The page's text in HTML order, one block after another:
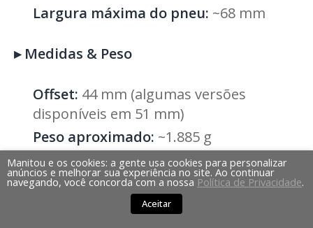
Largura máxima do pneu: ~68 mm
▸Medidas & Peso
Offset: 44 mm (algumas versões
disponíveis em 51 mm)
Peso aproximado: ~1.885 g
Material:alumínio (coroa e pernas),
hastes 32 mm
Manitou e os cookies: a gente usa cookies para personalizar
anúncios e melhorar sua experiência no site. Ao continuar
navegando, você concorda com a nossa Política de Privacidade.
Aceitar